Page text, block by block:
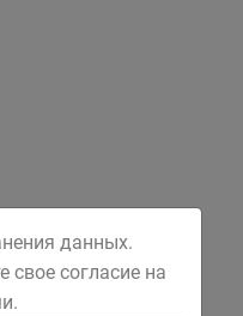
данных.
свое согласие на